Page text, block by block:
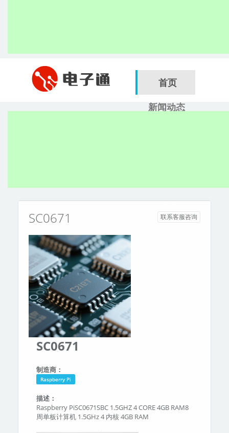
首页
新闻动态
服务商
联系客服咨询
SC0671
SC0671
制造商：
Raspberry Pi
描述：
Raspberry PiSC0671SBC 1.5GHZ 4 CORE 4GB RAM8
周单板计算机 1.5GHz 4 内核 4GB RAM